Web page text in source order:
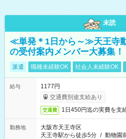
未読
≪単発＊1日から～≫天王寺
の受付案内メンバー大募集！
派遣 職種未経験OK 社会人未経験OK
給与
1177円
交通費別途支給あり
交通費 1日450円迄の実費を支
勤務地
大阪市天王寺区
天王寺駅から徒歩5分 / 動物園